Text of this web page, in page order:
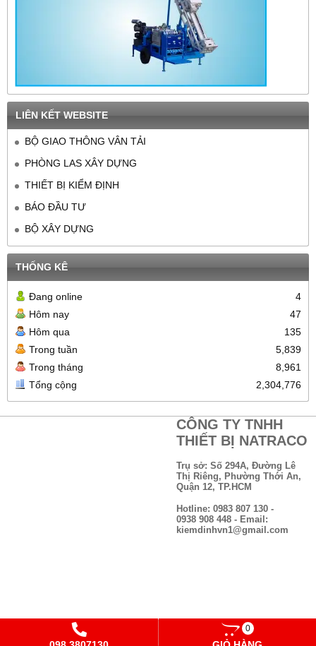
LIÊN KẾT WEBSITE
BỘ GIAO THÔNG VÂN TẢI
PHÒNG LAS XÂY DỰNG
THIẾT BỊ KIỂM ĐỊNH
BÁO ĐẦU TƯ
BỘ XÂY DỰNG
THỐNG KÊ
Đang online
4
Hôm nay
47
Hôm qua
135
Trong tuần
5,839
Trong tháng
8,961
Tổng cộng
2,304,776
CÔNG TY TNHH
THIẾT BỊ NATRACO
Trụ sở: Số 294A, Đường Lê
Thị Riêng, Phường Thới An,
Quận 12, TP.HCM
Hotline: 0983 807 130 -
0938 908 448 - Email:
kiemdinhvn1@gmail.com
Copyright© 2021 Designed ByGianHangVN
0